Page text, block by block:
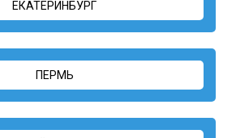
ЕКАТЕРИНБУРГ
ПЕРМЬ